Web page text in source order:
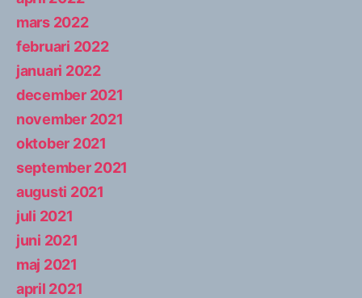
mars 2022
februari 2022
januari 2022
december 2021
november 2021
oktober 2021
september 2021
augusti 2021
juli 2021
juni 2021
maj 2021
april 2021